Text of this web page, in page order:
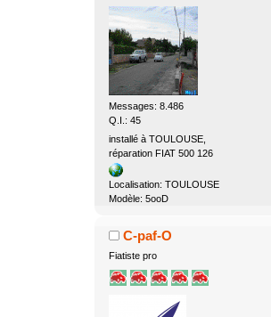
Messages: 8.486
Q.I.: 45
installé à TOULOUSE,
réparation FIAT 500 126
Localisation: TOULOUSE
Modèle: 5ooD
C-paf-O
Fiatiste pro